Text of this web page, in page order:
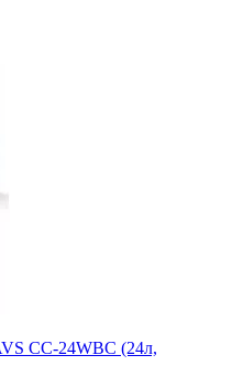
CC-24WBC (24л,